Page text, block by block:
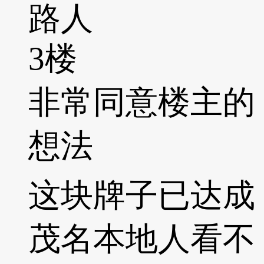
路人
3楼
非常同意楼主的
想法
这块牌子已达成
茂名本地人看不